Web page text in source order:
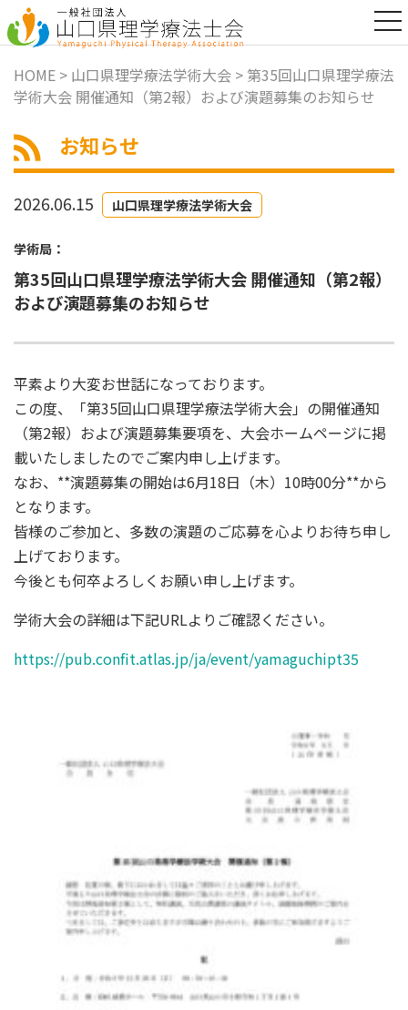
HOME > 山口県理学療法学術大会 > 第35回山口県理学療法
学術大会 開催通知（第2報）および演題募集のお知らせ
お知らせ
2026.06.15 山口県理学療法学術大会
学術局：
第35回山口県理学療法学術大会 開催通知（第2報）
および演題募集のお知らせ
平素より大変お世話になっております。
この度、「第35回山口県理学療法学術大会」の開催通知
（第2報）および演題募集要項を、大会ホームページに掲
載いたしましたのでご案内申し上げます。
なお、**演題募集の開始は6月18日（木）10時00分**から
となります。
皆様のご参加と、多数の演題のご応募を心よりお待ち申し
上げております。
今後とも何卒よろしくお願い申し上げます。
学術大会の詳細は下記URLよりご確認ください。
https://pub.confit.atlas.jp/ja/event/yamaguchipt35
t
o
g
g
l
i